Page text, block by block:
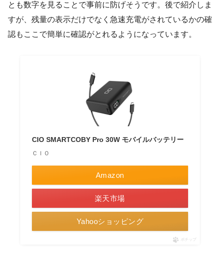
とも数字を見ることで事前に防げそうです。後で紹介しま
すが、残量の表示だけでなく急速充電がされているかの確
認もここで簡単に確認がとれるようになっています。
CIO SMARTCOBY Pro 30W モバイルバッテリー
ＣＩＯ
Amazon
楽天市場
Yahooショッピング
ポチップ